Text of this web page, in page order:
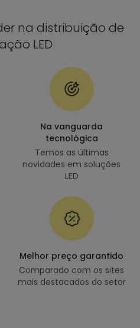
na distribuição de
LED
Na vanguarda
tecnológica
Temos as últimas
novidades em soluções
LED
Melhor preço garantido
Comparado com os sites
mais destacados do setor